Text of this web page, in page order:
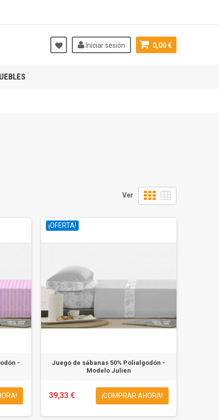
0,00 €
Iniciar sesión
Ver
-
¡OFERTA!
Juego de sábanas 50% Polialgodón -
Modelo Julien
39,33 € ¡COMPRAR AHORA!